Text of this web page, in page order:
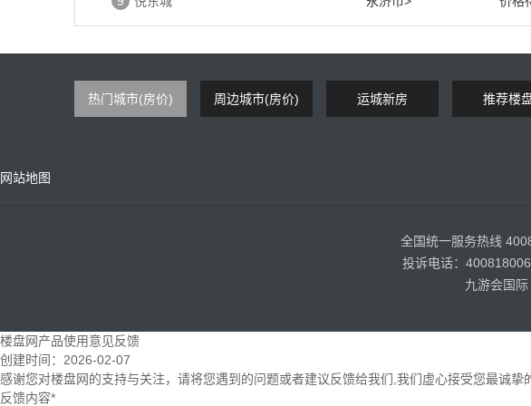
热门城市(房价) 周边城市(房价) 运城新房 推荐楼
网站地图
全国统一服务热线
投诉电话：
九游会国
楼盘网产品使用意见反馈
创建时间： 2026-02-07
感谢您对楼盘网的支持与关注，请将您遇到的问题或者建议反馈给我们,我们虚心接受您最诚挚
反馈内容*